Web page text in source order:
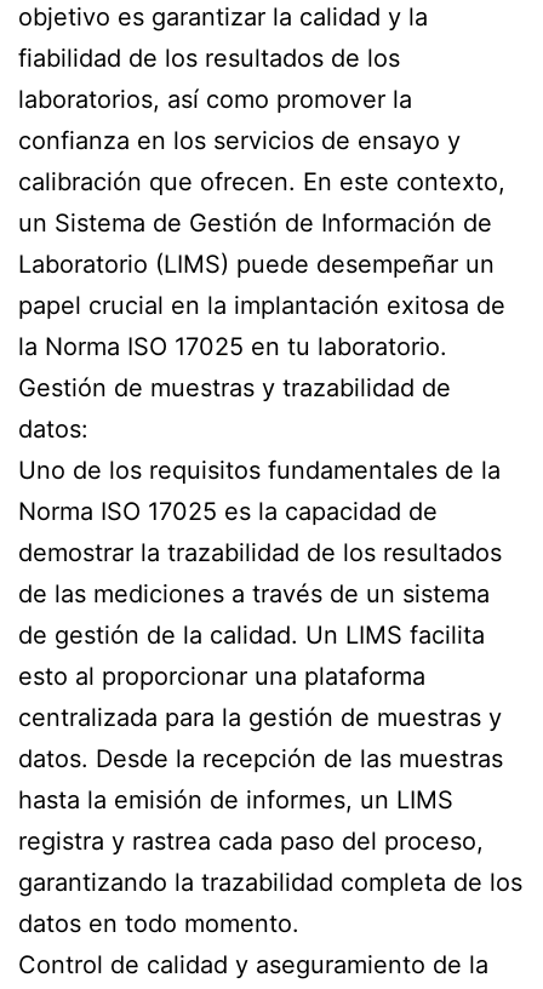
objetivo es garantizar la calidad y la
fiabilidad de los resultados de los
laboratorios, así como promover la
confianza en los servicios de ensayo y
calibración que ofrecen. En este contexto,
un Sistema de Gestión de Información de
Laboratorio (LIMS) puede desempeñar un
papel crucial en la implantación exitosa de
la Norma ISO 17025 en tu laboratorio.
Gestión de muestras y trazabilidad de
datos:
Uno de los requisitos fundamentales de la
Norma ISO 17025 es la capacidad de
demostrar la trazabilidad de los resultados
de las mediciones a través de un sistema
de gestión de la calidad. Un LIMS facilita
esto al proporcionar una plataforma
centralizada para la gestión de muestras y
datos. Desde la recepción de las muestras
hasta la emisión de informes, un LIMS
registra y rastrea cada paso del proceso,
garantizando la trazabilidad completa de los
datos en todo momento.
Control de calidad y aseguramiento de la